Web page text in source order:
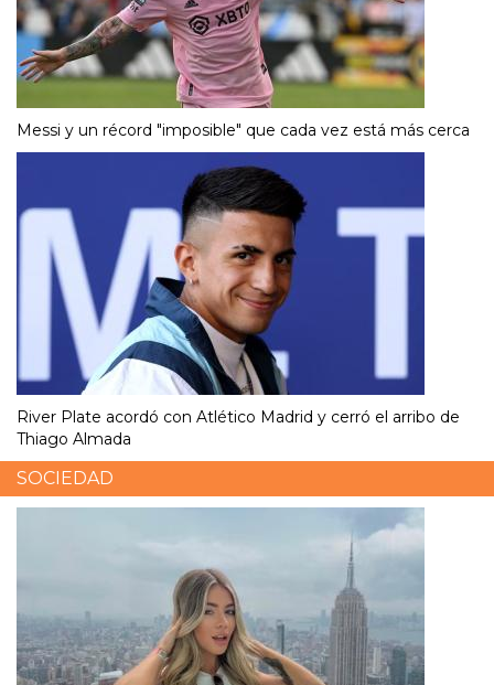
Messi y un récord "imposible" que cada vez está más cerca
River Plate acordó con Atlético Madrid y cerró el arribo de
Thiago Almada
SOCIEDAD